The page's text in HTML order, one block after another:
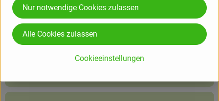
Schnittkäse mLab 48% Fett i.T. pasteuri.Möhrensaft
Produktinformationen
Cookieeinstellungen
Nur notwendige Cookies zulassen
Alle Cookies zulassen